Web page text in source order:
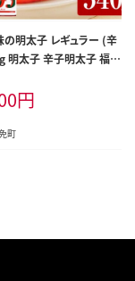
の明太子 レギュラー (辛
明太子 辛子明太子 福岡
円
町